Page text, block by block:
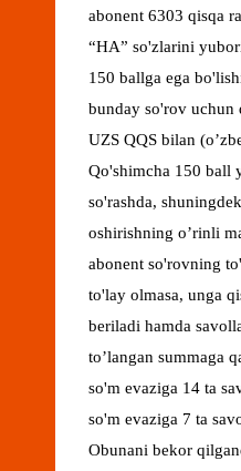
abonent 6303 qisqa
“HA” so'zlarini
150 ballga ega
bunday so'rov uchun
UZS QQS bilan
Qo'shimcha 150 ball
so'rashda,
oshirishning o’rinli
abonent so'rovning
to'lay olmasa, unga
beriladi hamda
to’langan summaga
so'm evaziga 14 ta
so'm evaziga 7 ta
Obunani bekor